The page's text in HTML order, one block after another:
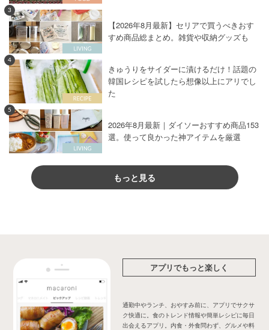
3
【2026年8月最新】セリアで買うべきおす
すめ商品総まとめ。雑貨や収納グッズも
4
きゅうりをサイダーに漬けるだけ！話題の
韓国レシピを試したら想像以上にアリでし
た
5
2026年8月最新｜ダイソーおすすめ商品153
選。使って良かった神アイテムを厳選
もっと見る
アプリでもっと楽しく
通勤中やランチ、おやすみ前に、アプリでサクサ
ク快適に。食のトレンド情報や簡単レシピに毎日
出会えるアプリ。内食・外食問わず、グルメや料